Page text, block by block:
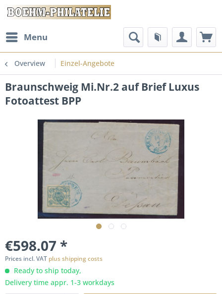
Menu
Overview Einzel-Angebote
Braunschweig Mi.Nr.2 auf Brief Luxus
Fotoattest BPP
€598.07 *
Prices incl. VAT plus shipping costs
Ready to ship today,
Delivery time appr. 1-3 workdays